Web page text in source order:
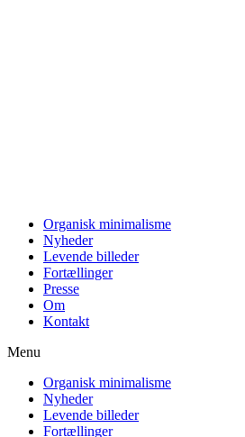
Organisk minimalisme
Nyheder
Levende billeder
Fortællinger
Presse
Om
Kontakt
Menu
Organisk minimalisme
Nyheder
Levende billeder
Fortællinger